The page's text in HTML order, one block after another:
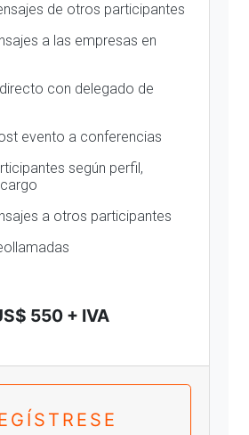
de otros participantes
a las empresas en
con delegado de
evento a conferencias
según perfil,
a otros participantes
550 + IVA